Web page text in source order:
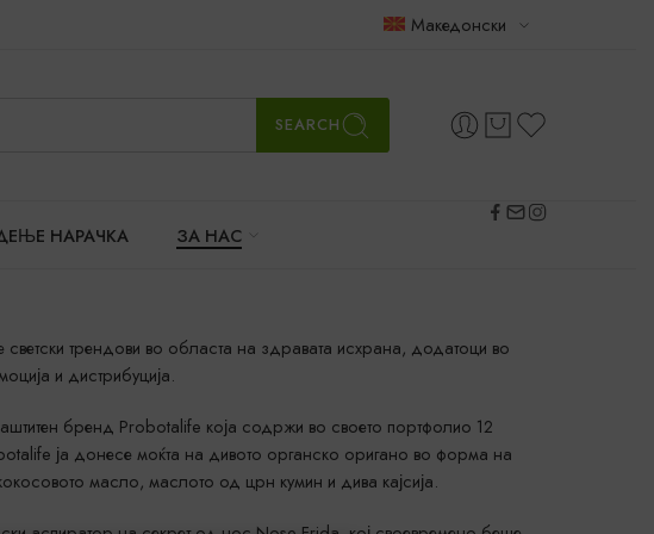
Македонски
SEARCH
НАРАЧКА ЗА НАС
трендови во областа на здравата исхрана, додатоци во
и дистрибуција.
бренд Probotalife која содржи во своето портфолио 12
ја донесе моќта на дивото органско оригано во форма на
масло, маслото од црн кумин и дива кајсија.